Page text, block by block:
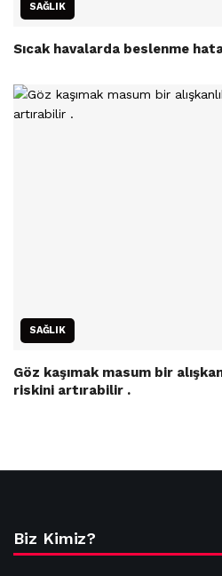
SAĞLIK
Sıcak havalarda beslenme
SAĞLIK
Göz kaşımak masum bir
riskini artırabilir .
Biz Kimiz?